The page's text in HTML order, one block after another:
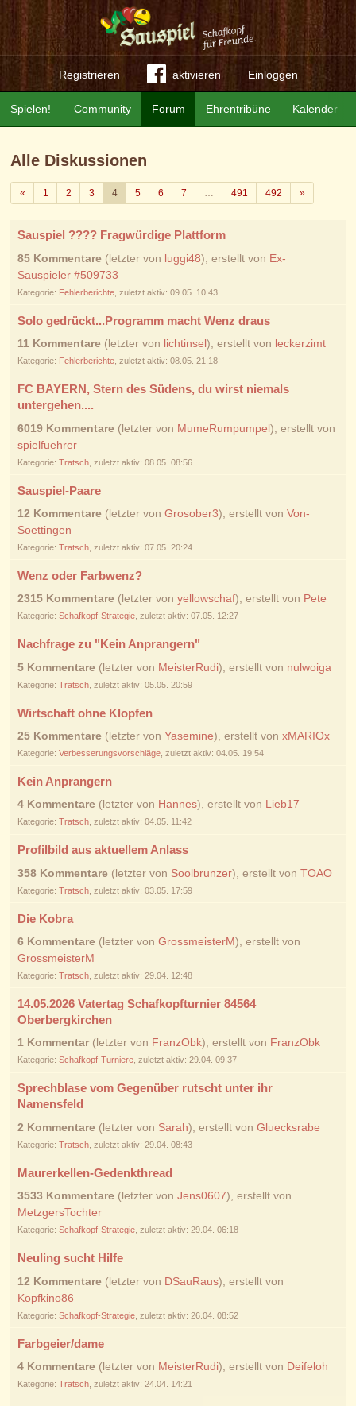
Registrieren aktivieren Einloggen
Community Forum Ehrentribüne Kalender
Spielen!
Alle Diskussionen
«Zurück
1 2 3 4 5 6 7 … 491 492 »Weiter
Sauspiel ???? Fragwürdige Plattform
85 Kommentare(letzter von luggi48), erstellt von Ex-
Sauspieler #509733
Kategorie: Fehlerberichte, zuletzt aktiv: 09.05. 10:43
Solo gedrückt...Programm macht Wenz draus
11 Kommentare(letzter von lichtinsel), erstellt von leckerzimt
Kategorie: Fehlerberichte, zuletzt aktiv: 08.05. 21:18
FC BAYERN, Stern des Südens, du wirst niemals
untergehen....
6019 Kommentare(letzter von MumeRumpumpel), erstellt von
spielfuehrer
Kategorie: Tratsch, zuletzt aktiv: 08.05. 08:56
Sauspiel-Paare
12 Kommentare(letzter von Grosober3), erstellt von Von-
Soettingen
Kategorie: Tratsch, zuletzt aktiv: 07.05. 20:24
Wenz oder Farbwenz?
2315 Kommentare(letzter von yellowschaf), erstellt von Pete
Kategorie: Schafkopf-Strategie, zuletzt aktiv: 07.05. 12:27
Nachfrage zu "Kein Anprangern"
5 Kommentare(letzter von MeisterRudi), erstellt von nulwoiga
Kategorie: Tratsch, zuletzt aktiv: 05.05. 20:59
Wirtschaft ohne Klopfen
25 Kommentare(letzter von Yasemine), erstellt von xMARIOx
Kategorie: Verbesserungsvorschläge, zuletzt aktiv: 04.05. 19:54
Kein Anprangern
4 Kommentare(letzter von Hannes), erstellt von Lieb17
Kategorie: Tratsch, zuletzt aktiv: 04.05. 11:42
Profilbild aus aktuellem Anlass
358 Kommentare(letzter von Soolbrunzer), erstellt von TOAO
Kategorie: Tratsch, zuletzt aktiv: 03.05. 17:59
Die Kobra
6 Kommentare(letzter von GrossmeisterM), erstellt von
GrossmeisterM
Kategorie: Tratsch, zuletzt aktiv: 29.04. 12:48
14.05.2026 Vatertag Schafkopfturnier 84564
Oberbergkirchen
1 Kommentar(letzter von FranzObk), erstellt von FranzObk
Kategorie: Schafkopf-Turniere, zuletzt aktiv: 29.04. 09:37
Sprechblase vom Gegenüber rutscht unter ihr
Namensfeld
2 Kommentare(letzter von Sarah), erstellt von Gluecksrabe
Kategorie: Tratsch, zuletzt aktiv: 29.04. 08:43
Maurerkellen-Gedenkthread
3533 Kommentare(letzter von Jens0607), erstellt von
MetzgersTochter
Kategorie: Schafkopf-Strategie, zuletzt aktiv: 29.04. 06:18
Neuling sucht Hilfe
12 Kommentare(letzter von DSauRaus), erstellt von
Kopfkino86
Kategorie: Schafkopf-Strategie, zuletzt aktiv: 26.04. 08:52
Farbgeier/dame
4 Kommentare(letzter von MeisterRudi), erstellt von Deifeloh
Kategorie: Tratsch, zuletzt aktiv: 24.04. 14:21